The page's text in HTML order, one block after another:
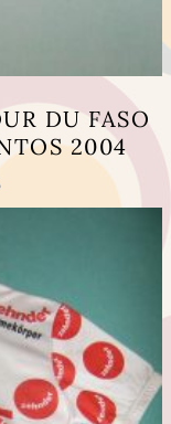
DU FASO
2004
Price
range:
€ 69,95